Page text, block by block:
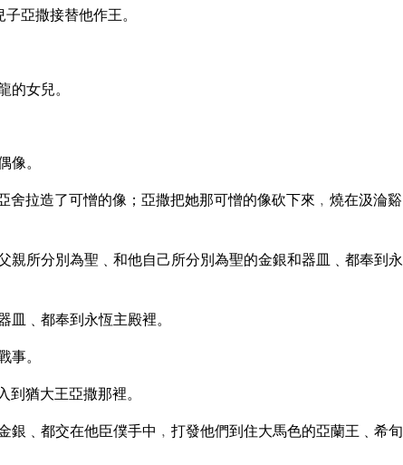
亞撒接替他作王。
女兒。
。
拉造了可憎的像；亞撒把她那可憎的像砍下來﹐燒在汲淪谿
親所分別為聖﹑和他自己所分別為聖的金銀和器皿﹑都奉到永
﹑都奉到永恆主殿裡。
。
猶大王亞撒那裡。
﹑都交在他臣僕手中﹐打發他們到住大馬色的亞蘭王﹑希旬